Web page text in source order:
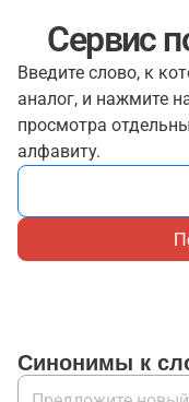
Сервис
Введите слово, к
аналог, и нажмите
просмотра
алфавиту.
Синонимы к